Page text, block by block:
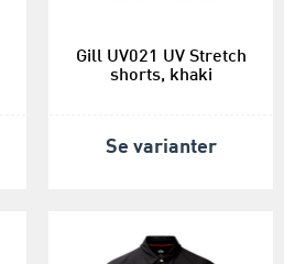
Gill UV021 UV Stretch
shorts, khaki
Se varianter